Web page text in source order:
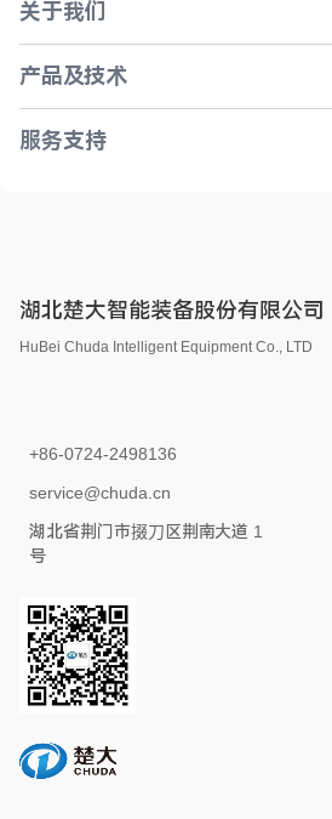
关于我们
产品及技术
服务支持
湖北楚大智能装备股份有限公司
HuBei Chuda Intelligent Equipment Co., LTD
+86-0724-2498136
service@chuda.cn
湖北省荆门市掇刀区荆南大道 1
号